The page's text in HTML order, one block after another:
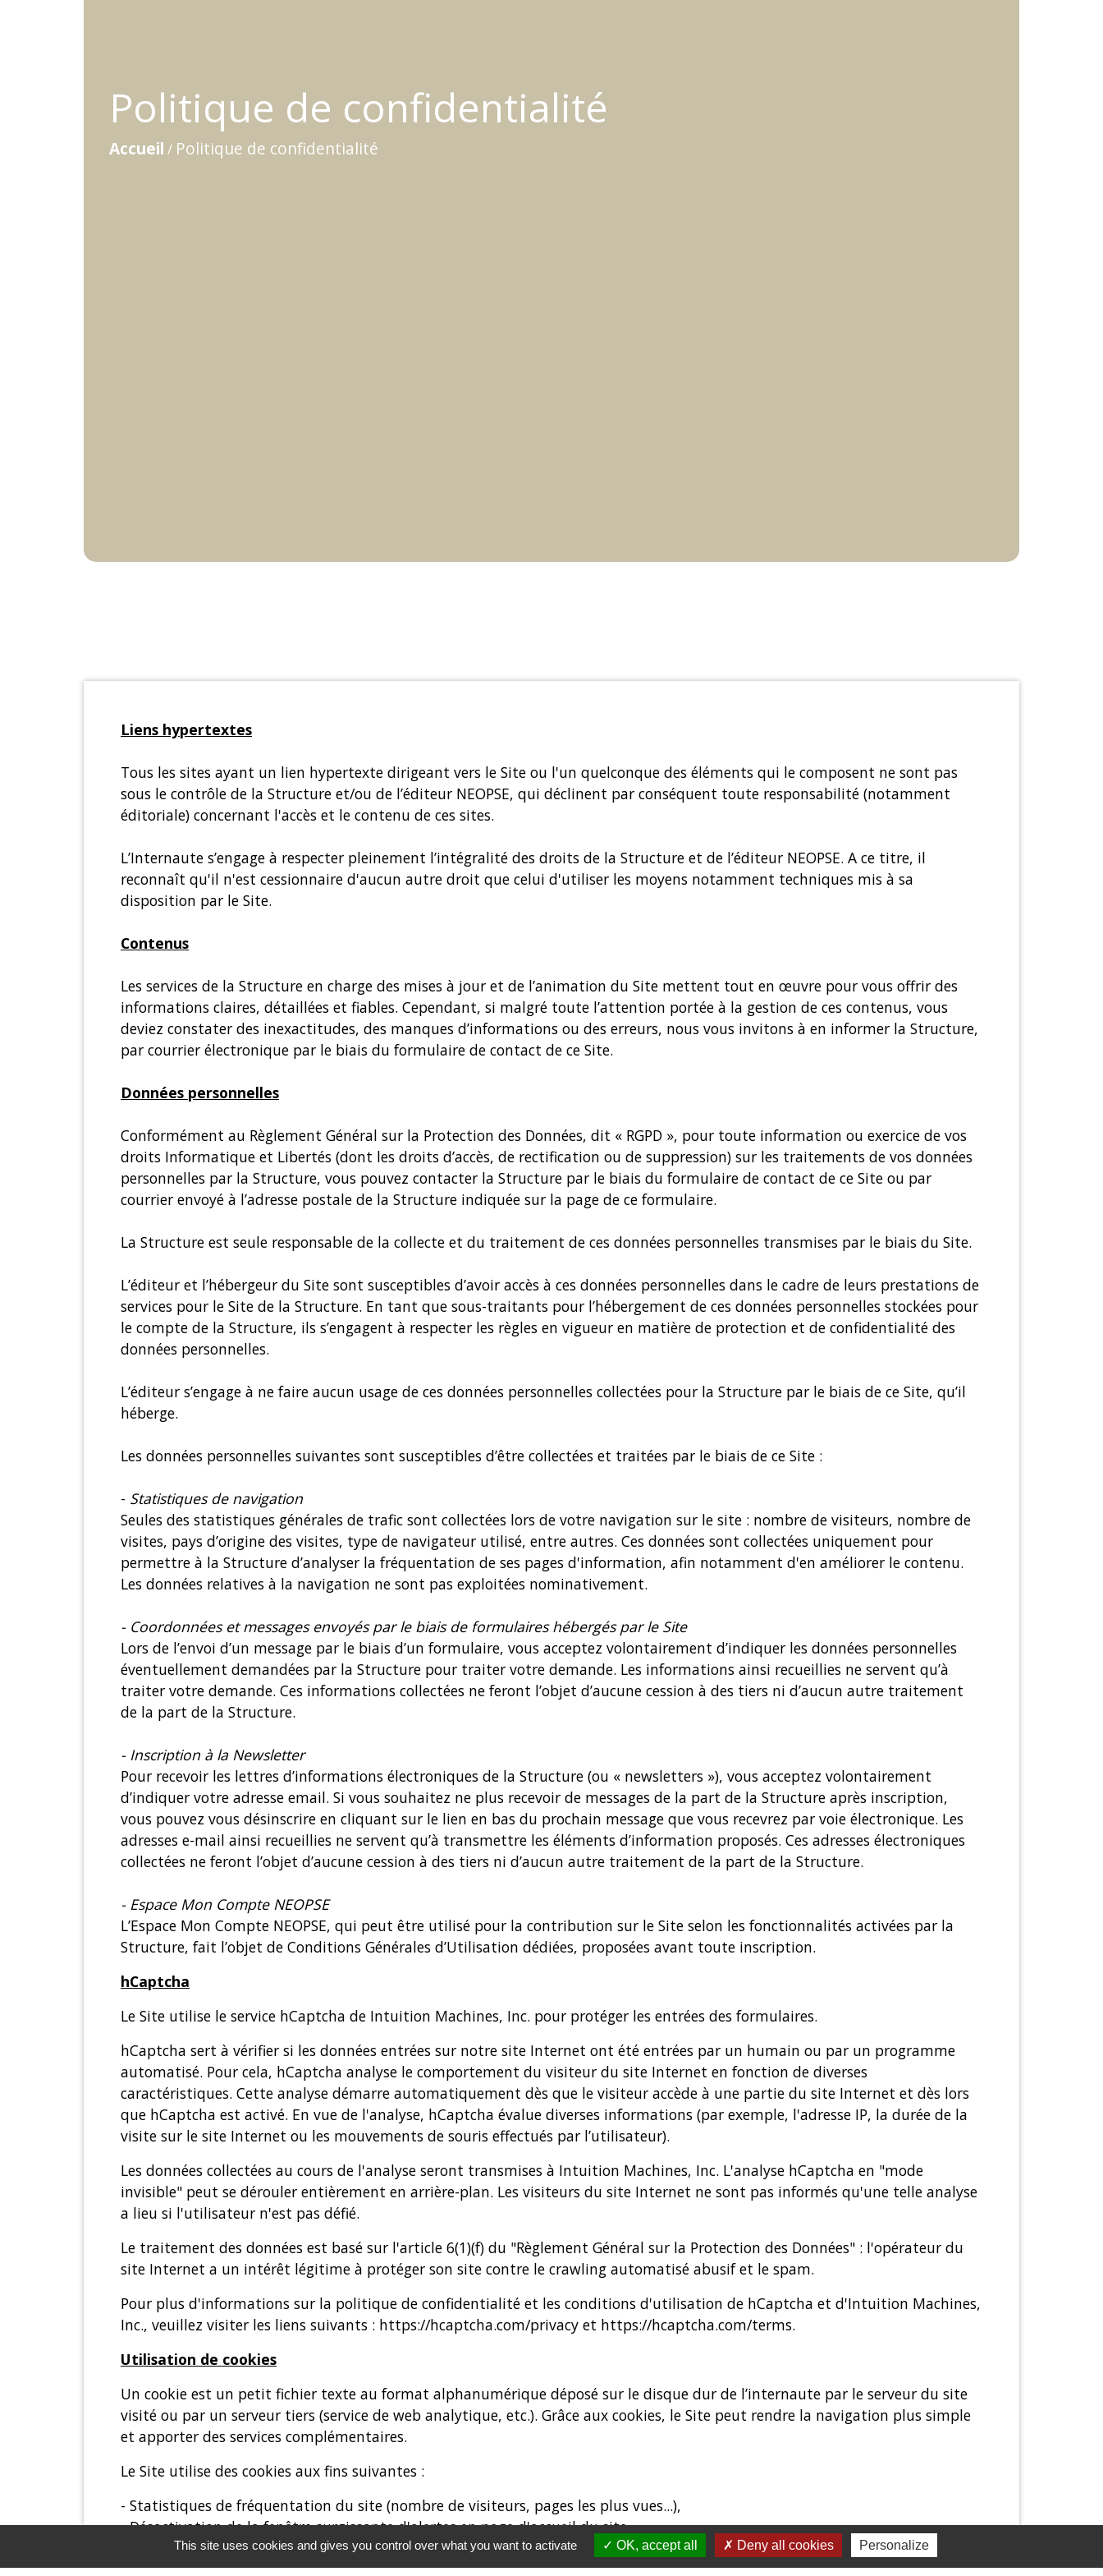
Politique de confidentialité
Accueil / Politique de confidentialité
Liens hypertextes
Tous les sites ayant un lien hypertexte dirigeant vers le Site ou l'un quelconque des éléments qui le composent ne sont pas
sous le contrôle de la Structure et/ou de l’éditeur NEOPSE, qui déclinent par conséquent toute responsabilité (notamment
éditoriale) concernant l'accès et le contenu de ces sites.
L’Internaute s’engage à respecter pleinement l’intégralité des droits de la Structure et de l’éditeur NEOPSE. A ce titre, il
reconnaît qu'il n'est cessionnaire d'aucun autre droit que celui d'utiliser les moyens notamment techniques mis à sa
disposition par le Site.
Contenus
Les services de la Structure en charge des mises à jour et de l’animation du Site mettent tout en œuvre pour vous offrir des
informations claires, détaillées et fiables. Cependant, si malgré toute l’attention portée à la gestion de ces contenus, vous
deviez constater des inexactitudes, des manques d’informations ou des erreurs, nous vous invitons à en informer la Structure,
par courrier électronique par le biais du formulaire de contact de ce Site.
Données personnelles
Conformément au Règlement Général sur la Protection des Données, dit « RGPD », pour toute information ou exercice de vos
droits Informatique et Libertés (dont les droits d’accès, de rectification ou de suppression) sur les traitements de vos données
personnelles par la Structure, vous pouvez contacter la Structure par le biais du formulaire de contact de ce Site ou par
courrier envoyé à l’adresse postale de la Structure indiquée sur la page de ce formulaire.
La Structure est seule responsable de la collecte et du traitement de ces données personnelles transmises par le biais du Site.
L’éditeur et l’hébergeur du Site sont susceptibles d’avoir accès à ces données personnelles dans le cadre de leurs prestations de
services pour le Site de la Structure. En tant que sous-traitants pour l’hébergement de ces données personnelles stockées pour
le compte de la Structure, ils s’engagent à respecter les règles en vigueur en matière de protection et de confidentialité des
données personnelles.
L’éditeur s’engage à ne faire aucun usage de ces données personnelles collectées pour la Structure par le biais de ce Site, qu’il
héberge.
Les données personnelles suivantes sont susceptibles d’être collectées et traitées par le biais de ce Site :
- Statistiques de navigation
Seules des statistiques générales de trafic sont collectées lors de votre navigation sur le site : nombre de visiteurs, nombre de
visites, pays d’origine des visites, type de navigateur utilisé, entre autres. Ces données sont collectées uniquement pour
permettre à la Structure d’analyser la fréquentation de ses pages d'information, afin notamment d'en améliorer le contenu.
Les données relatives à la navigation ne sont pas exploitées nominativement.
- Coordonnées et messages envoyés par le biais de formulaires hébergés par le Site
Lors de l’envoi d’un message par le biais d’un formulaire, vous acceptez volontairement d’indiquer les données personnelles
éventuellement demandées par la Structure pour traiter votre demande. Les informations ainsi recueillies ne servent qu’à
traiter votre demande. Ces informations collectées ne feront l’objet d’aucune cession à des tiers ni d’aucun autre traitement
de la part de la Structure.
- Inscription à la Newsletter
Pour recevoir les lettres d’informations électroniques de la Structure (ou « newsletters »), vous acceptez volontairement
d’indiquer votre adresse email. Si vous souhaitez ne plus recevoir de messages de la part de la Structure après inscription,
vous pouvez vous désinscrire en cliquant sur le lien en bas du prochain message que vous recevrez par voie électronique. Les
adresses e-mail ainsi recueillies ne servent qu’à transmettre les éléments d’information proposés. Ces adresses électroniques
collectées ne feront l’objet d’aucune cession à des tiers ni d’aucun autre traitement de la part de la Structure.
- Espace Mon Compte NEOPSE
L’Espace Mon Compte NEOPSE, qui peut être utilisé pour la contribution sur le Site selon les fonctionnalités activées par la
Structure, fait l’objet de Conditions Générales d’Utilisation dédiées, proposées avant toute inscription.
hCaptcha
Le Site utilise le service hCaptcha de Intuition Machines, Inc. pour protéger les entrées des formulaires.
hCaptcha sert à vérifier si les données entrées sur notre site Internet ont été entrées par un humain ou par un programme
automatisé. Pour cela, hCaptcha analyse le comportement du visiteur du site Internet en fonction de diverses
caractéristiques. Cette analyse démarre automatiquement dès que le visiteur accède à une partie du site Internet et dès lors
que hCaptcha est activé. En vue de l'analyse, hCaptcha évalue diverses informations (par exemple, l'adresse IP, la durée de la
visite sur le site Internet ou les mouvements de souris effectués par l’utilisateur).
Les données collectées au cours de l'analyse seront transmises à Intuition Machines, Inc. L'analyse hCaptcha en "mode
invisible" peut se dérouler entièrement en arrière-plan. Les visiteurs du site Internet ne sont pas informés qu'une telle analyse
a lieu si l'utilisateur n'est pas défié.
Le traitement des données est basé sur l'article 6(1)(f) du "Règlement Général sur la Protection des Données" : l'opérateur du
site Internet a un intérêt légitime à protéger son site contre le crawling automatisé abusif et le spam.
Pour plus d'informations sur la politique de confidentialité et les conditions d'utilisation de hCaptcha et d'Intuition Machines,
Inc., veuillez visiter les liens suivants : https://hcaptcha.com/privacy et https://hcaptcha.com/terms.
Utilisation de cookies
Un cookie est un petit fichier texte au format alphanumérique déposé sur le disque dur de l’internaute par le serveur du site
visité ou par un serveur tiers (service de web analytique, etc.). Grâce aux cookies, le Site peut rendre la navigation plus simple
et apporter des services complémentaires.
Le Site utilise des cookies aux fins suivantes :
- Statistiques de fréquentation du site (nombre de visiteurs, pages les plus vues...),
- Désactivation de la fenêtre surgissante d'alertes en page d'accueil du site,
- Validation de l’utilisation des cookies.
- Les cookies déposés sur votre terminal ont une durée de vie limitée à 183 jours. Au-delà de ce délai, ils sont
This site uses cookies and gives you control over what you want to activate OK, accept all Deny all cookies Personalize